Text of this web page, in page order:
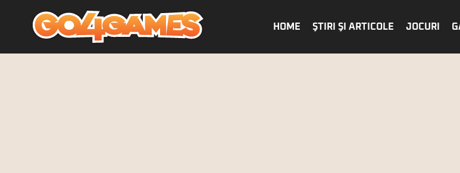
HOME ŞTIRI ŞI ARTICOLE JOCURI